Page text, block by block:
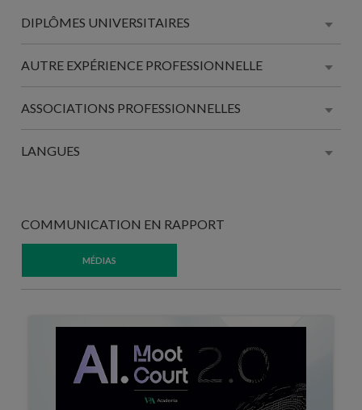
DIPLÔMES UNIVERSITAIRES
AUTRE EXPÉRIENCE PROFESSIONNELLE
ASSOCIATIONS PROFESSIONNELLES
LANGUES
COMMUNICATION EN RAPPORT
MÉDIAS